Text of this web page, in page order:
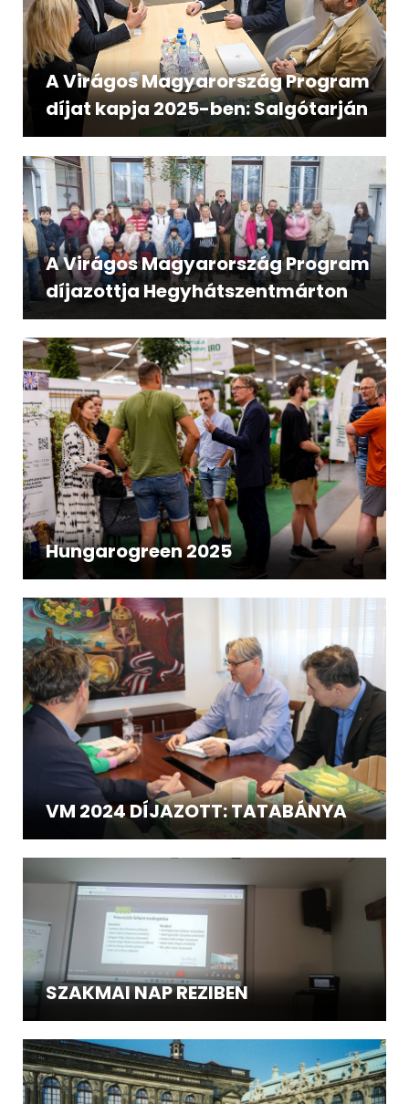
A Virágos Magyarország Program
díjat kapja 2025-ben: Salgótarján
A Virágos Magyarország Program
díjazottja Hegyhátszentmárton
Hungarogreen 2025
VM 2024 DÍJAZOTT: TATABÁNYA
SZAKMAI NAP REZIBEN